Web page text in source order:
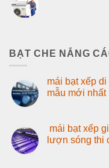
BẠT CHE NẮNG
mái bạt xếp
mẫu mới nhất
mái bạt xếp
lượn sóng thi